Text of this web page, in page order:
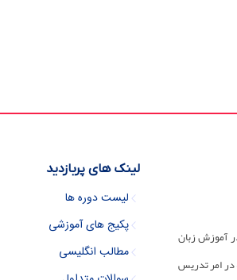
آموزش زبان
30 سال سابقه در امر تدریس
لینک های پربازدید
لیست دوره ها
پکیج های آموزشی
مطالب انگلیسی